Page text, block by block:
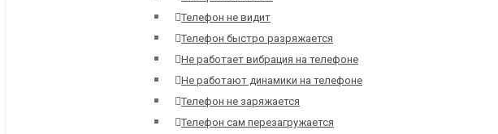
Телефон не видит
Телефон быстро разряжается
Не работает вибрация на телефоне
Не работают динамики на телефоне
Телефон не заряжается
Телефон сам перезагружается